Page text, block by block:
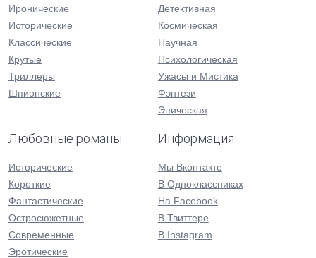
Иронические
Исторические
Классические
Крутые
Триллеры
Шпионские
Детективная
Космическая
Научная
Психологическая
Ужасы и Мистика
Фэнтези
Эпическая
Любовные романы
Исторические
Короткие
Фантастические
Остросюжетные
Современные
Эротические
Информация
Мы Вконтакте
В Одноклассниках
На Facebook
В Твиттере
В Instagram